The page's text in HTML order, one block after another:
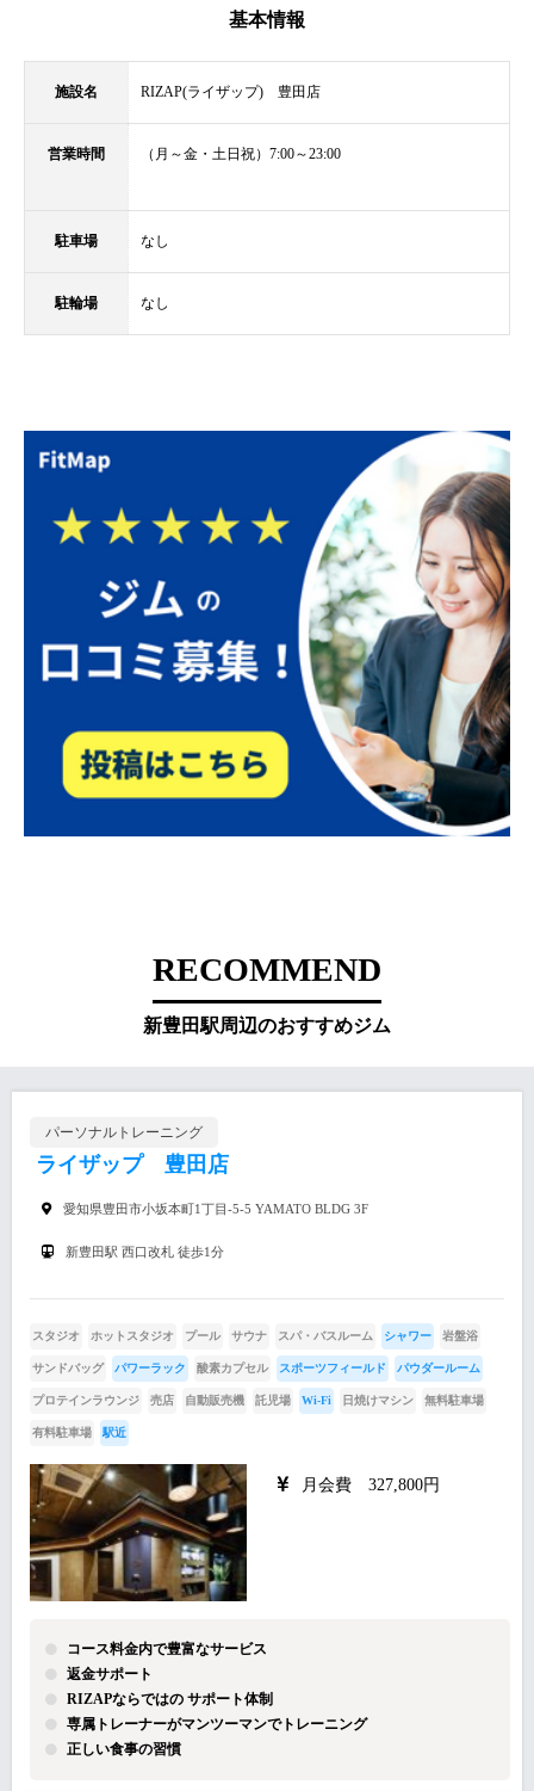
基本情報
施設名 RIZAP(ライザップ) 豊田店
営業時間 （月～金・土日祝）7:00～23:00
駐車場 なし
駐輪場 なし
RECOMMEND
新豊田駅周辺のおすすめジム
パーソナルトレーニング
ライザップ 豊田店
愛知県豊田市小坂本町1丁目-5-5 YAMATO BLDG 3F
新豊田駅 西口改札 徒歩1分
スタジオ ホットスタジオ プール サウナ スパ・バスルーム シャワー 岩盤浴
サンドバッグ パワーラック 酸素カプセル スポーツフィールド パウダールーム
プロテインラウンジ 売店 自動販売機 託児場 Wi-Fi 日焼けマシン 無料駐車場
有料駐車場 駅近
月会費 327,800円
コース料金内で豊富なサービス
返金サポート
RIZAPならではの サポート体制
専属トレーナーがマンツーマンでトレーニング
正しい食事の習慣